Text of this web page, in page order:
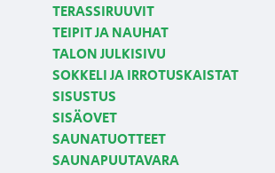
TERASSIRUUVIT
TEIPIT JA NAUHAT
TALON JULKISIVU
SOKKELI JA IRROTUSKAISTAT
SISUSTUS
SISÄOVET
SAUNATUOTTEET
SAUNAPUUTAVARA